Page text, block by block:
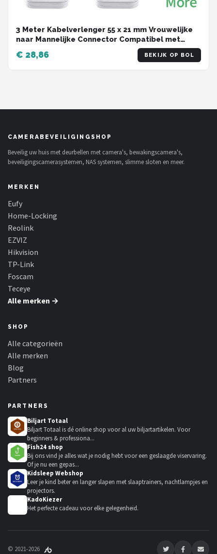
3 Meter Kabelverlenger 55 x 21 mm Vrouwelijke
naar Mannelijke Connector Compatibel met
TAPO Reolink TP-Link NETGEAR Smallrig
Camera's IP-camera's LED-strips en DVR - Wit -
12V DC
€ 28,86 BEKIJK OP BOL
CAMERABEVEILIGINGSHOP
Beveilig uw huis met deurbellen met camera's, bewakingscamera's,
beveiligingscamerasystemen, NAS systemen, slimme sloten en meer.
MERKEN
Eufy
Home-Locking
Reolink
EZVIZ
Hikvision
TP-Link
Foscam
Teceye
Alle merken →
SHOP
Alle categorieën
Alle merken
Blog
Partners
PARTNERS
Biljart Totaal
Biljart Totaal is dé online shop voor al uw biljartartikelen. Voor
beginners & professiona...
Fish24 shop
Bij ons vind je alles wat je nodig hebt voor een geslaagde viservaring.
Of je nu een gepas...
Kidsleep Webshop
Leer je kind beter en langer slapen met slaaptrainers, nachtlampjes en
projectors.
KadoKiezer
Het perfecte cadeau voor elke gelegenheid.
© 2021-2026